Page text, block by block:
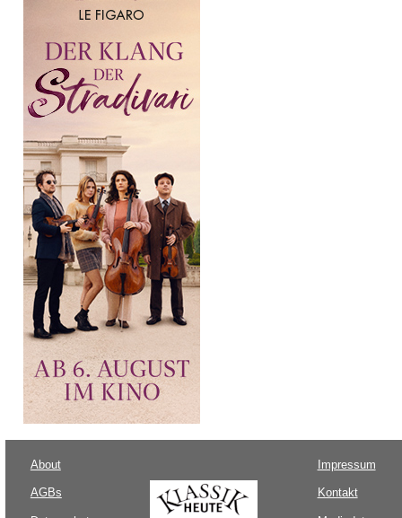
About
AGBs
Impressum
Kontakt